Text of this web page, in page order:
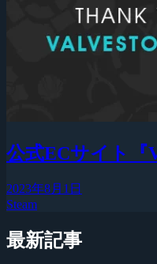
公式ECサイト『
2023年8月1日
Steam
最新記事